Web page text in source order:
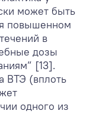
может быть
повышенном
в
дозы
[13].
ВТЭ (вплоть
одного из